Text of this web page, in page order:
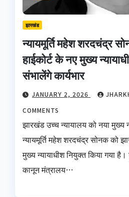
झारखंड
न्यायमूर्ति महेश शरदचंद्र
हाईकोर्ट के नए मुख्य
संभालेंगे कार्यभार
JANUARY 2, 2026
COMMENTS
झारखंड उच्च न्यायालय को नया मुख्य
न्यायमूर्ति महेश शरदचंद्र सोनक को
मुख्य न्यायाधीश नियुक्त किया गया
कानून मंत्रालय…